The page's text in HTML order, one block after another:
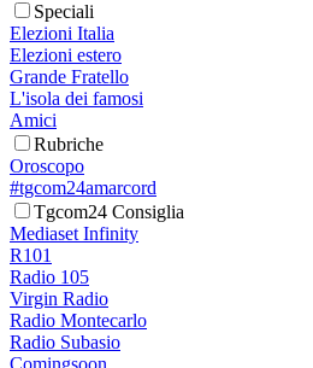
Speciali
Elezioni Italia
Elezioni estero
Grande Fratello
L'isola dei famosi
Amici
Rubriche
Oroscopo
#tgcom24amarcord
Tgcom24 Consiglia
Mediaset Infinity
R101
Radio 105
Virgin Radio
Radio Montecarlo
Radio Subasio
Comingsoon